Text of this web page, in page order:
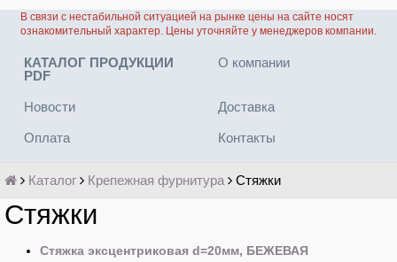
В связи с нестабильной ситуацией на рынке цены на сайте носят
ознакомительный характер. Цены уточняйте у менеджеров компании.
КАТАЛОГ ПРОДУКЦИИ
PDF
О компании
Новости Доставка
Оплата Контакты
Каталог Крепежная фурнитура Стяжки
Стяжки
Стяжка эксцентриковая d=20мм, БЕЖЕВАЯ